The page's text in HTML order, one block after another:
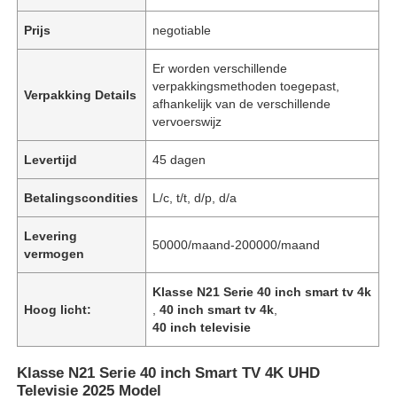
Prijs negotiable
Verpakking Details
Er worden verschillende
verpakkingsmethoden toegepast,
afhankelijk van de verschillende
vervoerswijz
Levertijd 45 dagen
Betalingscondities L/c, t/t, d/p, d/a
Levering
vermogen
50000/maand-200000/maand
Hoog licht:
Klasse N21 Serie 40 inch smart tv 4k
,40 inch smart tv 4k
40 inch televisie
Klasse N21 Serie 40 inch Smart TV 4K UHD
Televisie 2025 Model